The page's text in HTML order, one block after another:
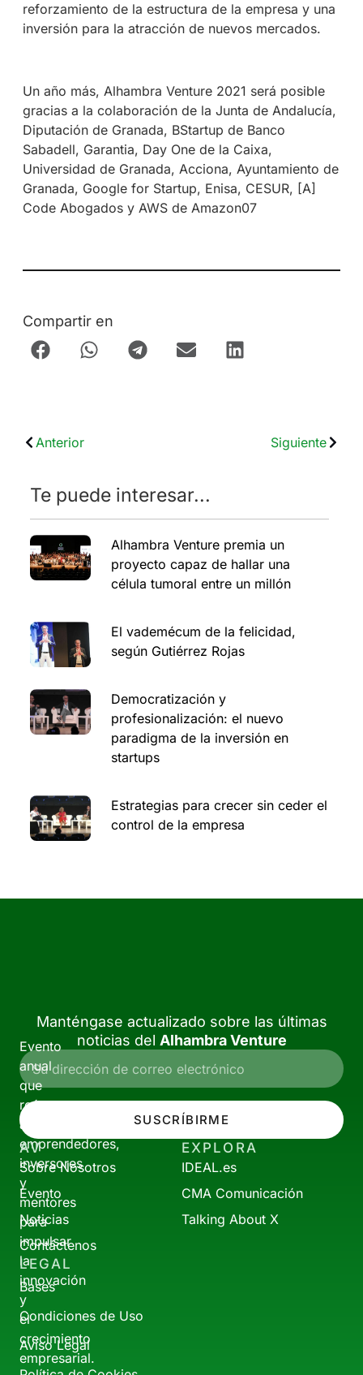
reforzamiento de la estructura de la empresa y una
inversión para la atracción de nuevos mercados.
Un año más, Alhambra Venture 2021 será posible
gracias a la colaboración de la Junta de Andalucía,
Diputación de Granada, BStartup de Banco
Sabadell, Garantia, Day One de la Caixa,
Universidad de Granada, Acciona, Ayuntamiento de
Granada, Google for Startup, Enisa, CESUR, [A]
Code Abogados y AWS de Amazon07
Compartir en
Anterior Siguiente
Te puede interesar...
Alhambra Venture premia un
proyecto capaz de hallar una
célula tumoral entre un millón
El vademécum de la felicidad,
según Gutiérrez Rojas
Democratización y
profesionalización: el nuevo
paradigma de la inversión en
startups
Estrategias para crecer sin ceder el
control de la empresa
Evento
anual
que
reúne
a
emprendedores,
inversores
y
mentores
para
impulsar
la
innovación
y
el
crecimiento
empresarial.
Manténgase actualizado sobre las últimas
noticias del Alhambra Venture
SUSCRÍBIRME
AV
Sobre Nosotros
Evento
Noticias
Contáctenos
EXPLORA
IDEAL.es
CMA Comunicación
Talking About X
LEGAL
Bases
Condiciones de Uso
Aviso Legal